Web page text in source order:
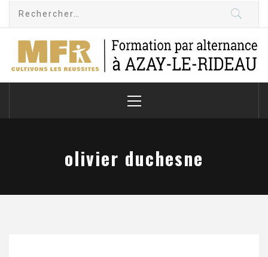
MFR-CFA Azay le
Rideau
Cultivons les réussites
Menu
olivier duchesne